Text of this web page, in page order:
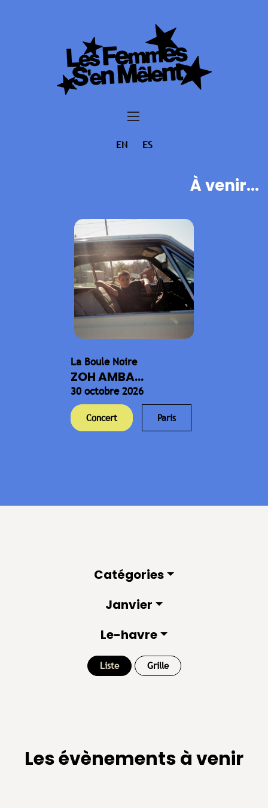
EN ES
À venir...
La Boule Noire
ZOH AMBA...
30 octobre 2026
Concert Paris
Catégories
Janvier
Le-havre
Liste Grille
Les évènements à venir